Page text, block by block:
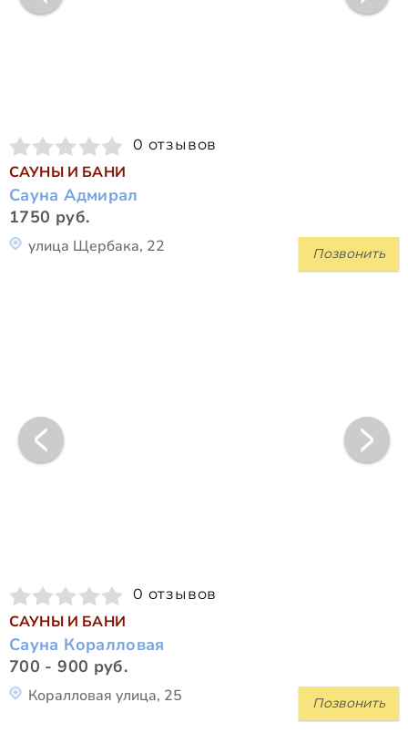
0 отзывов
САУНЫ И БАНИ
Сауна Адмирал
1750 руб.
Позвонить
улица Щербака, 22
0 отзывов
САУНЫ И БАНИ
Сауна Коралловая
700 - 900 руб.
Позвонить
Коралловая улица, 25